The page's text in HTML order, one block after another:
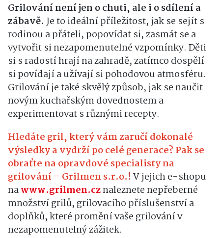
Grilování není jen o chuti, ale i o sdílení a
zábavě. Je to ideální příležitost, jak se sejít s
rodinou a přáteli, popovídat si, zasmát se a
vytvořit si nezapomenutelné vzpomínky. Děti
si s radostí hrají na zahradě, zatímco dospělí
si povídají a užívají si pohodovou atmosféru.
Grilování je také skvělý způsob, jak se naučit
novým kuchařským dovednostem a
experimentovat s různými recepty.
Hledáte gril, který vám zaručí dokonalé
výsledky a vydrží po celé generace? Pak se
obraťte na opravdové specialisty na
grilování – Grilmen s.r.o.! V jejich e-shopu
nawww.grilmen.cznaleznete nepřeberné
množství grilů, grilovacího příslušenství a
doplňků, které promění vaše grilování v
nezapomenutelný zážitek.